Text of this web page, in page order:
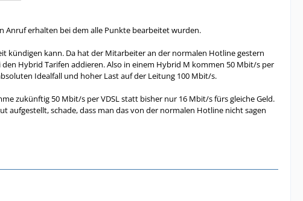
Anruf erhalten bei dem alle Punkte bearbeitet wurden.
kündigen kann. Da hat der Mitarbeiter an der normalen Hotline gestern
Hybrid Tarifen addieren. Also in einem Hybrid M kommen 50 Mbit/s per
Idealfall und hoher Last auf der Leitung 100 Mbit/s.
zukünftig 50 Mbit/s per VDSL statt bisher nur 16 Mbit/s fürs gleiche Geld.
aufgestellt, schade, dass man das von der normalen Hotline nicht sagen